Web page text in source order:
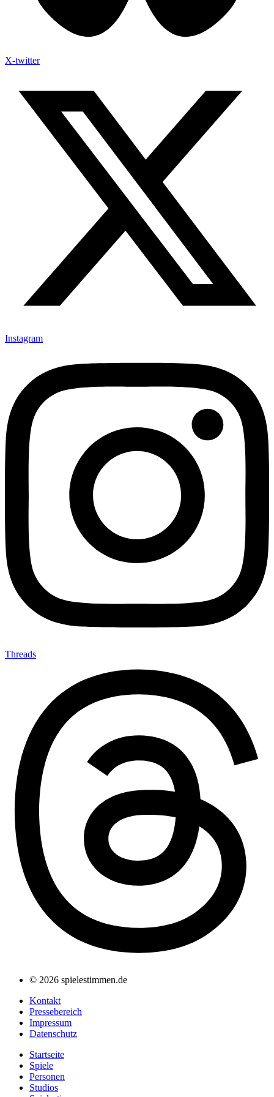
X-twitter
Instagram
Threads
© 2026 spielestimmen.de
Kontakt
Pressebereich
Impressum
Datenschutz
Startseite
Spiele
Personen
Studios